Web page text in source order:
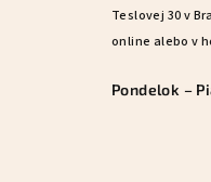
Teslovej 30 v
online alebo v
Pondelok –